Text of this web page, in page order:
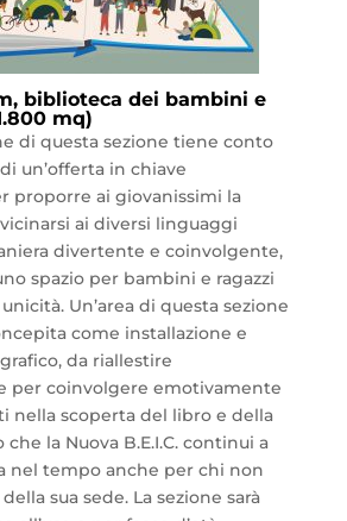
biblioteca dei bambini e
mq)
di questa sezione tiene conto
un’offerta in chiave
proporre ai giovanissimi la
ai diversi linguaggi
divertente e coinvolgente,
spazio per bambini e ragazzi
Un’area di questa sezione
come installazione e
da riallestire
per coinvolgere emotivamente
nella scoperta del libro e della
la Nuova B.E.I.C. continui a
nel tempo anche per chi non
sua sede. La sezione sarà